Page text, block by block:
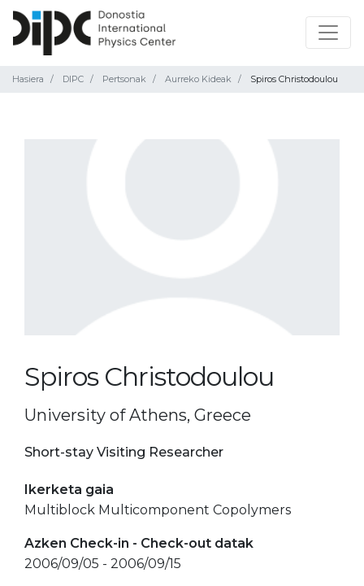
Hasiera DIPC Pertsonak Aurreko Kideak Spiros Christodoulou
Spiros Christodoulou
University of Athens, Greece
Short-stay Visiting Researcher
Ikerketa gaia
Multiblock Multicomponent Copolymers
Azken Check-in - Check-out datak
2006/09/05 - 2006/09/15